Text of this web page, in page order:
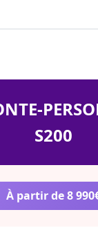
S200
À partir de 8